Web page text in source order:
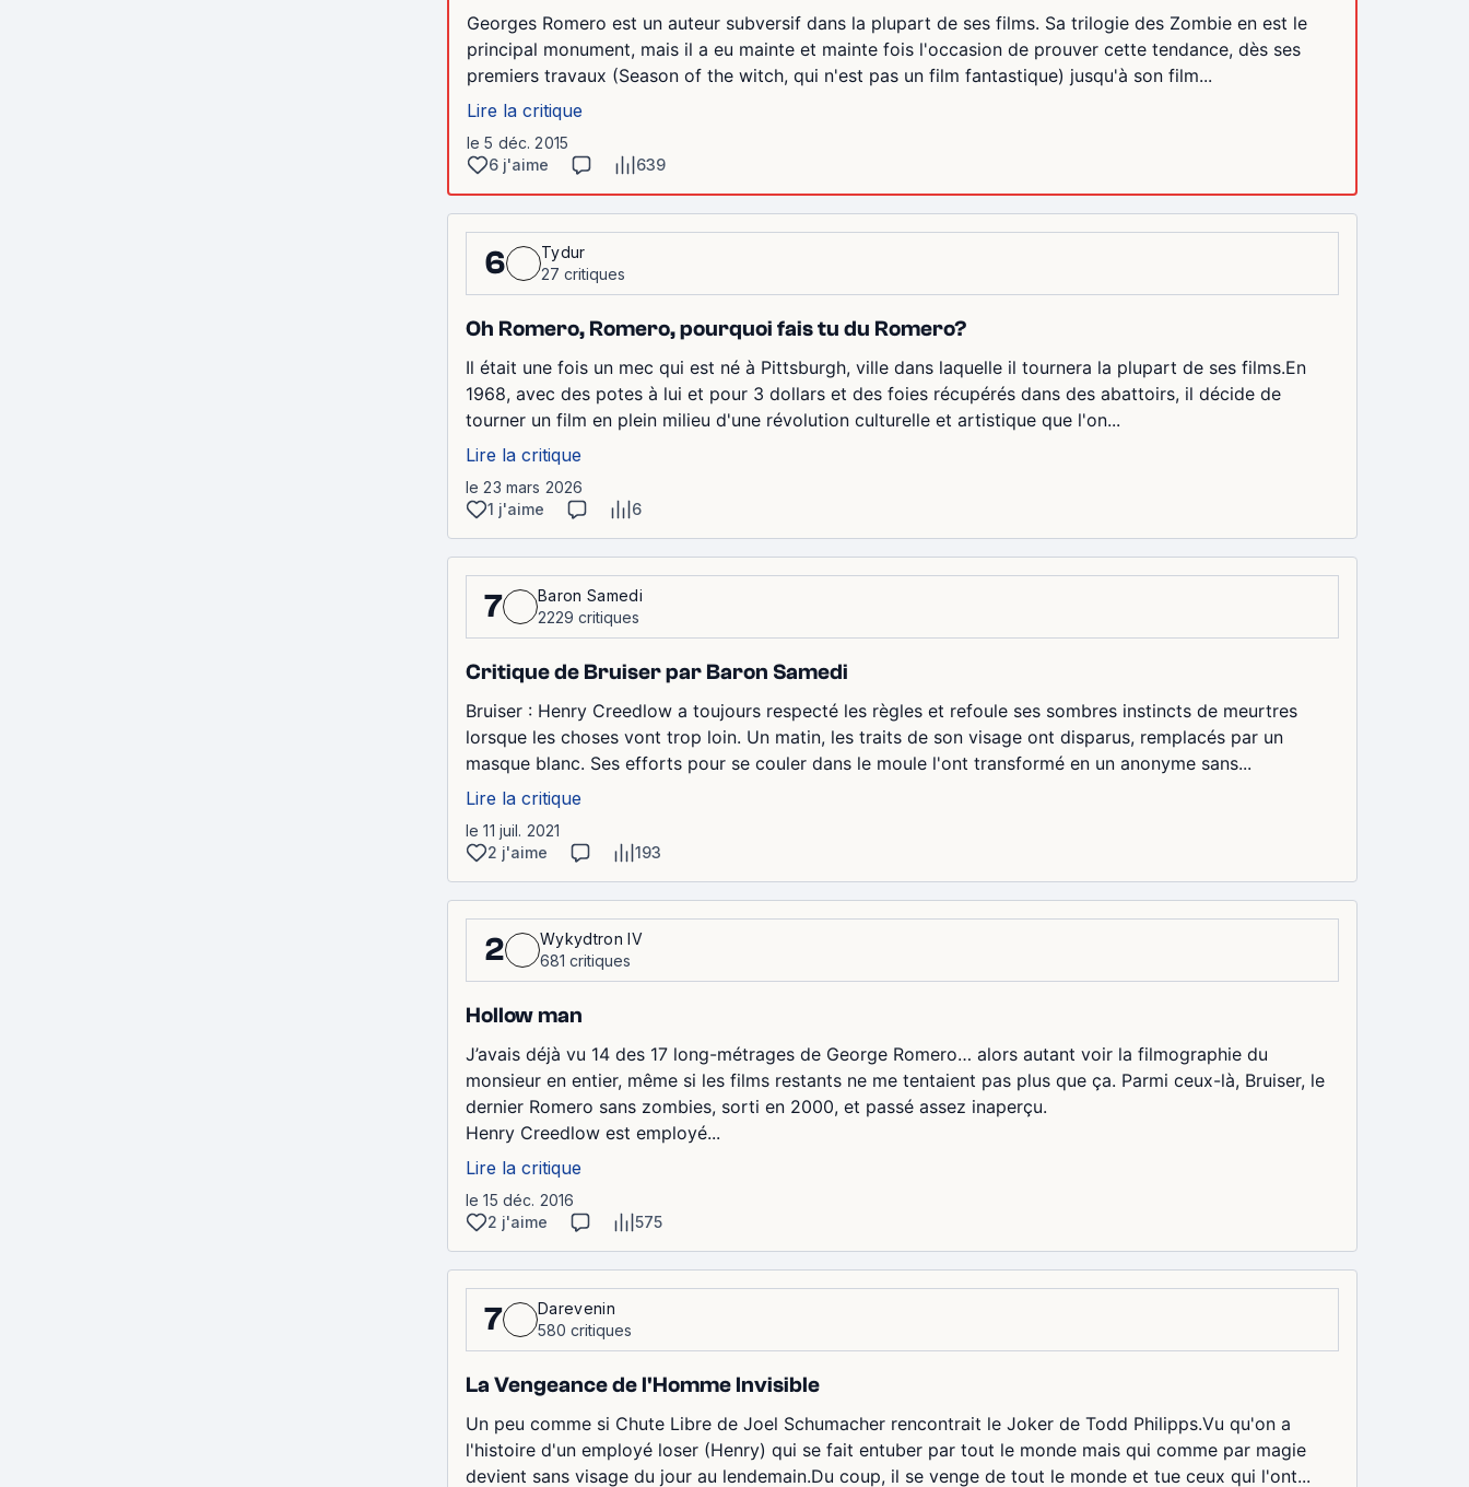
Georges Romero est un auteur subversif dans la plupart de ses films. Sa trilogie des Zombie en est le
principal monument, mais il a eu mainte et mainte fois l'occasion de prouver cette tendance, dès ses
premiers travaux (Season of the witch, qui n'est pas un film fantastique) jusqu'à son film...
Lire la critique
le 5 déc. 2015
6 j'aime
639
6
Tydur
27 critiques
Oh Romero, Romero, pourquoi fais tu du Romero?
Il était une fois un mec qui est né à Pittsburgh, ville dans laquelle il tournera la plupart de ses films.En
1968, avec des potes à lui et pour 3 dollars et des foies récupérés dans des abattoirs, il décide de
tourner un film en plein milieu d'une révolution culturelle et artistique que l'on...
Lire la critique
le 23 mars 2026
1 j'aime
6
7
Baron Samedi
2229 critiques
Critique de Bruiser par Baron Samedi
Bruiser : Henry Creedlow a toujours respecté les règles et refoule ses sombres instincts de meurtres
lorsque les choses vont trop loin. Un matin, les traits de son visage ont disparus, remplacés par un
masque blanc. Ses efforts pour se couler dans le moule l'ont transformé en un anonyme sans...
Lire la critique
le 11 juil. 2021
2 j'aime
193
2
Wykydtron IV
681 critiques
Hollow man
J’avais déjà vu 14 des 17 long-métrages de George Romero… alors autant voir la filmographie du
monsieur en entier, même si les films restants ne me tentaient pas plus que ça. Parmi ceux-là, Bruiser, le
dernier Romero sans zombies, sorti en 2000, et passé assez inaperçu.
Henry Creedlow est employé...
Lire la critique
le 15 déc. 2016
2 j'aime
575
7
Darevenin
580 critiques
La Vengeance de l'Homme Invisible
Un peu comme si Chute Libre de Joel Schumacher rencontrait le Joker de Todd Philipps.Vu qu'on a
l'histoire d'un employé loser (Henry) qui se fait entuber par tout le monde mais qui comme par magie
devient sans visage du jour au lendemain.Du coup, il se venge de tout le monde et tue ceux qui l'ont...